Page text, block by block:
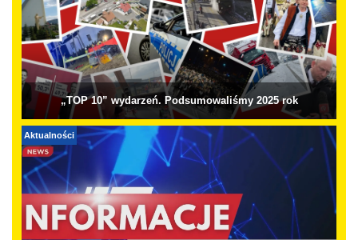
„TOP 10” wydarzeń. Podsumowaliśmy 2025 rok
Aktualności